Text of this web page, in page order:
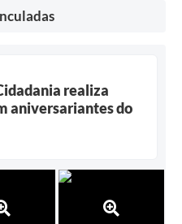
realiza
aniversariantes do